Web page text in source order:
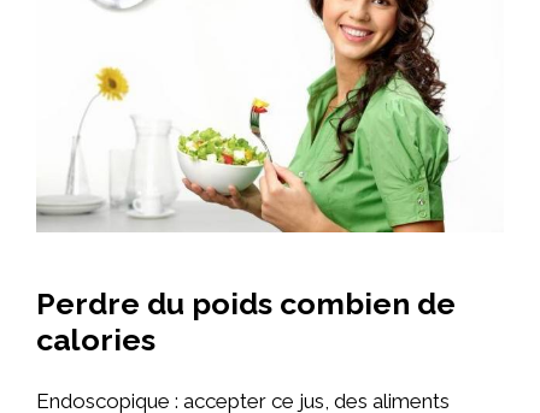
Perdre du poids combien de
calories
Endoscopique : accepter ce jus, des aliments